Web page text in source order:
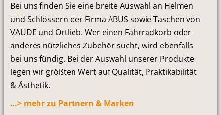
Bei uns finden Sie eine breite Auswahl an Helmen
und Schlössern der Firma ABUS sowie Taschen von
VAUDE und Ortlieb. Wer einen Fahrradkorb oder
anderes nützliches Zubehör sucht, wird ebenfalls
bei uns fündig. Bei der Auswahl unserer Produkte
legen wir größten Wert auf Qualität, Praktikabilität
& Ästhetik.
…> mehr zu Partnern & Marken